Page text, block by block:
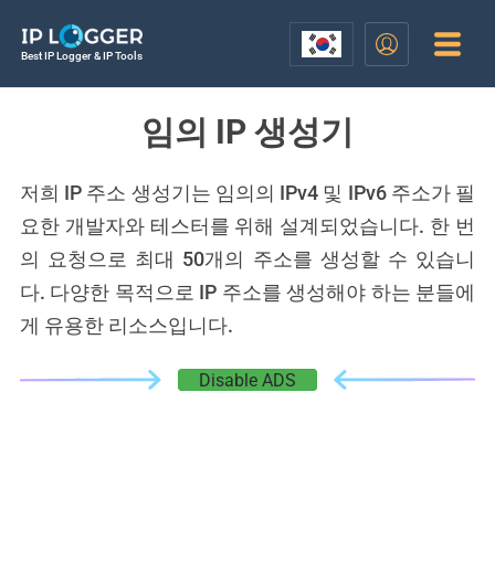
Best IP Logger & IP Tools
임의 IP 생성기
저희 IP 주소 생성기는 임의의 IPv4 및 IPv6 주소가 필
요한 개발자와 테스터를 위해 설계되었습니다. 한 번
의 요청으로 최대 50개의 주소를 생성할 수 있습니
다. 다양한 목적으로 IP 주소를 생성해야 하는 분들에
게 유용한 리소스입니다.
Disable ADS